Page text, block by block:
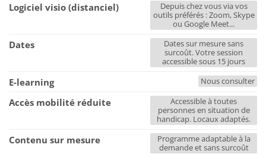
Logiciel visio (distanciel)
Depuis chez vous via vos
outils préférés : Zoom, Skype
ou Google Meet...
Dates
Dates sur mesure sans
surcoût. Votre session
accessible sous 15 jours
E-learning Nous consulter
Accès mobilité réduite
Accessible à toutes
personnes en situation de
handicap. Locaux adaptés.
Contenu sur mesure
Programme adaptable à la
demande et sans surcoût